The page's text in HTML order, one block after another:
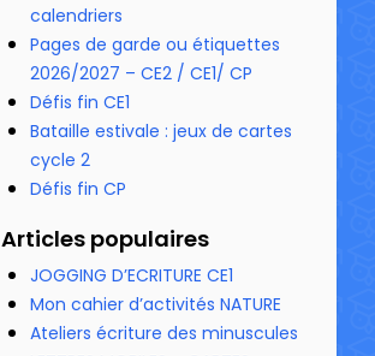
calendriers
Pages de garde ou étiquettes
2026/2027 – CE2 / CE1/ CP
Défis fin CE1
Bataille estivale : jeux de cartes
cycle 2
Défis fin CP
Articles populaires
JOGGING D’ECRITURE CE1
Mon cahier d’activités NATURE
Ateliers écriture des minuscules